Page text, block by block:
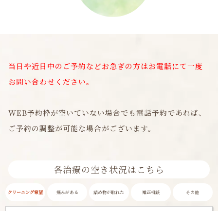
WEB予約枠が空いていない場合でも電話予約であれば、
各治療の空き状況はこちら